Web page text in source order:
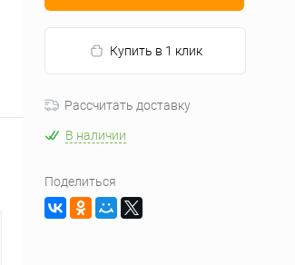
Купить в 1 клик
Рассчитать доставку
В наличии
Поделиться